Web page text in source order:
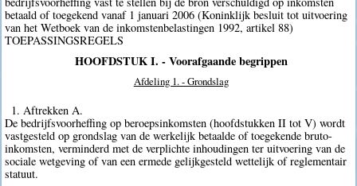
betaald of toegekend vanaf 1 januari 2006 (Koninklijk besluit tot uitvoering
van het Wetboek van de inkomstenbelastingen 1992, artikel 88)
TOEPASSINGSREGELS
HOOFDSTUK I. - Voorafgaande begrippen
Afdeling 1. - Grondslag
1. Aftrekken A.
De bedrijfsvoorheffing op beroepsinkomsten (hoofdstukken II tot V) wordt
vastgesteld op grondslag van de werkelijk betaalde of toegekende bruto-
inkomsten, verminderd met de verplichte inhoudingen ter uitvoering van de
sociale wetgeving of van een ermede gelijkgesteld wettelijk of reglementair
statuut.